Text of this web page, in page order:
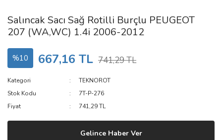
Salıncak Sacı Sağ Rotilli Burçlu PEUGEOT
207 (WA,WC) 1.4i 2006-2012
%10 667,16 TL 741,29 TL
Kategori
TEKNOROT
Stok Kodu
7T-P-276
Fiyat
741,29 TL
Gelince Haber Ver